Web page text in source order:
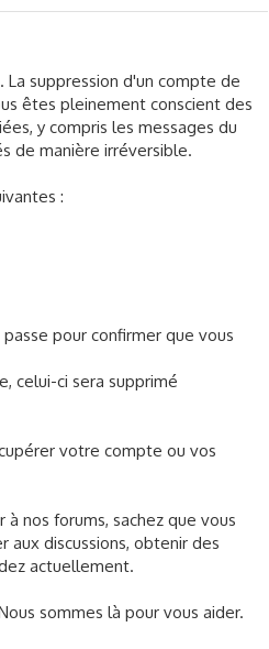
suppression d'un compte de
êtes pleinement conscient des
y compris les messages du
de manière irréversible.
:
pour confirmer que vous
celui-ci sera supprimé
votre compte ou vos
nos forums, sachez que vous
discussions, obtenir des
actuellement.
sommes là pour vous aider.